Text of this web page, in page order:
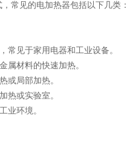
常见的电加热器包括以下几类：
见于家用电器和工业设备。
属材料的快速加热。
或局部加热。
热或实验室。
业环境。